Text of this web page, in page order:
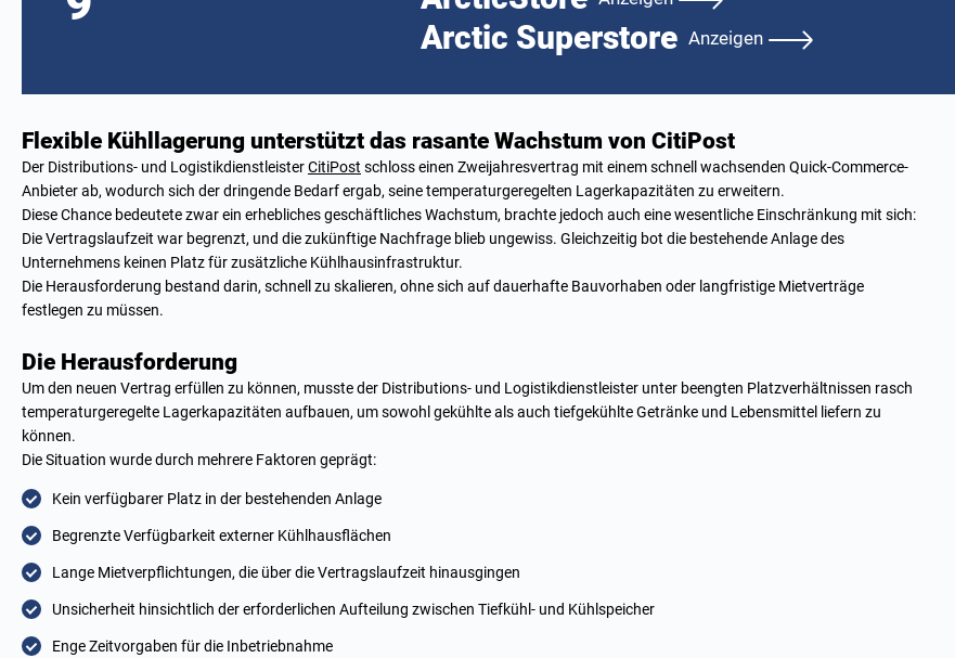
Arctic Superstore Anzeigen
Flexible Kühllagerung unterstützt das rasante Wachstum von CitiPost
Der Distributions- und LogistikdienstleisterCitiPost schloss einen Zweijahresvertrag mit einem schnell wachsenden Quick-Commerce-
Anbieter ab, wodurch sich der dringende Bedarf ergab, seine temperaturgeregelten Lagerkapazitäten zu erweitern.
Diese Chance bedeutete zwar ein erhebliches geschäftliches Wachstum, brachte jedoch auch eine wesentliche Einschränkung mit sich:
Die Vertragslaufzeit war begrenzt, und die zukünftige Nachfrage blieb ungewiss. Gleichzeitig bot die bestehende Anlage des
Unternehmens keinen Platz für zusätzliche Kühlhausinfrastruktur.
Die Herausforderung bestand darin, schnell zu skalieren, ohne sich auf dauerhafte Bauvorhaben oder langfristige Mietverträge
festlegen zu müssen.
Die Herausforderung
Um den neuen Vertrag erfüllen zu können, musste der Distributions- und Logistikdienstleister unter beengten Platzverhältnissen rasch
temperaturgeregelte Lagerkapazitäten aufbauen, um sowohl gekühlte als auch tiefgekühlte Getränke und Lebensmittel liefern zu
können.
Die Situation wurde durch mehrere Faktoren geprägt:
Kein verfügbarer Platz in der bestehenden Anlage
Begrenzte Verfügbarkeit externer Kühlhausflächen
Lange Mietverpflichtungen, die über die Vertragslaufzeit hinausgingen
Unsicherheit hinsichtlich der erforderlichen Aufteilung zwischen Tiefkühl- und Kühlspeicher
Enge Zeitvorgaben für die Inbetriebnahme